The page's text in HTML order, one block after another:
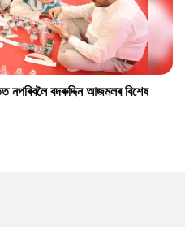
নপৰিবলৈ বদৰুদ্দিন আজমলৰ বিশেষ